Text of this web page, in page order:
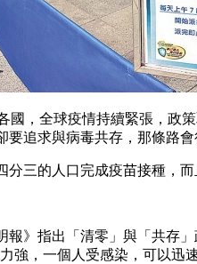
國，全球疫情持續緊張，政
要追求與病毒共存，那條路會
分三的人口完成疫苗接種，
報》指出「清零」與「共存
強，一個人受感染，可以迅